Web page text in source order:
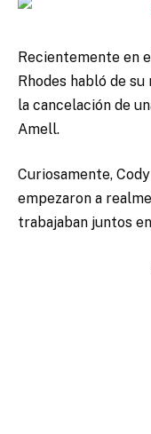
Recientemente en
Rhodes habló de
la cancelación de
Amell.
Curiosamente,
empezaron a
trabajaban juntos